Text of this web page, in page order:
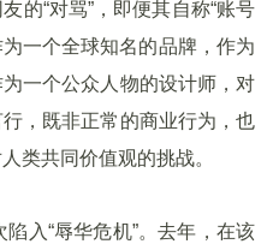
的“对骂”，即便其自称“账号
为一个全球知名的品牌，作为
一个公众人物的设计师，对
，既非正常的商业行为，也
类共同价值观的挑战。
入“辱华危机”。去年，在该